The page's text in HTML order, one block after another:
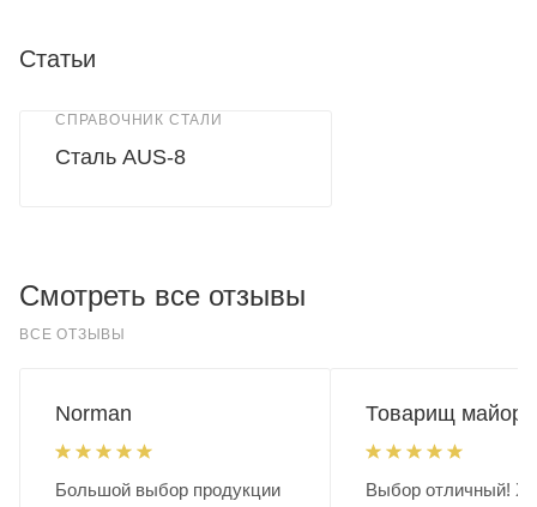
Статьи
СПРАВОЧНИК СТАЛИ
Сталь AUS-8
Смотреть все отзывы
ВСЕ ОТЗЫВЫ
Norman
Большой выбор продукции
Товарищ майор.
Выбор отличный!